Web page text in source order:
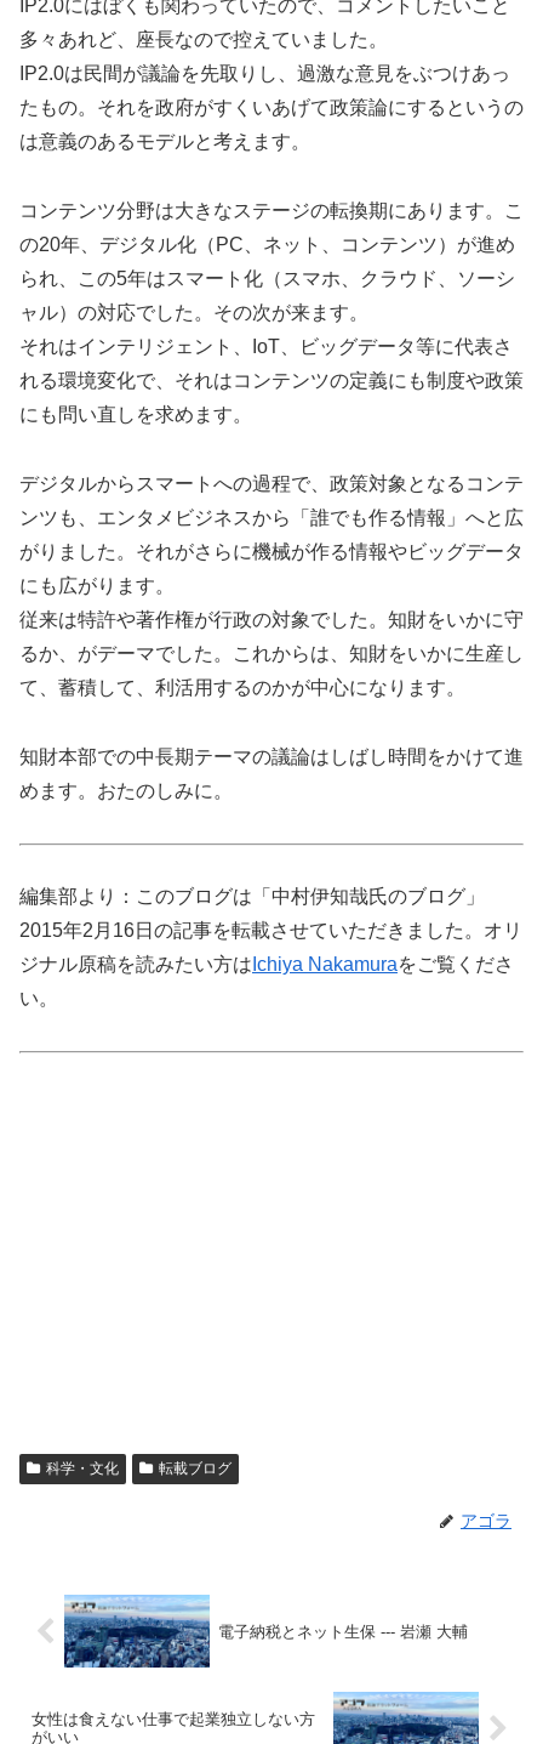
IP2.0にはぼくも関わっていたので、コメントしたいこと
多々あれど、座長なので控えていました。
IP2.0は民間が議論を先取りし、過激な意見をぶつけあっ
たもの。それを政府がすくいあげて政策論にするというの
は意義のあるモデルと考えます。
コンテンツ分野は大きなステージの転換期にあります。こ
の20年、デジタル化（PC、ネット、コンテンツ）が進め
られ、この5年はスマート化（スマホ、クラウド、ソーシ
ャル）の対応でした。その次が来ます。
それはインテリジェント、IoT、ビッグデータ等に代表さ
れる環境変化で、それはコンテンツの定義にも制度や政策
にも問い直しを求めます。
デジタルからスマートへの過程で、政策対象となるコンテ
ンツも、エンタメビジネスから「誰でも作る情報」へと広
がりました。それがさらに機械が作る情報やビッグデータ
にも広がります。
従来は特許や著作権が行政の対象でした。知財をいかに守
るか、がデーマでした。これからは、知財をいかに生産し
て、蓄積して、利活用するのかが中心になります。
知財本部での中長期テーマの議論はしばし時間をかけて進
めます。おたのしみに。
編集部より：このブログは「中村伊知哉氏のブログ」
2015年2月16日の記事を転載させていただきました。オリ
ジナル原稿を読みたい方は Ichiya Nakamuraをご覧くださ
い。
科学・文化 転載ブログ
アゴラ
電子納税とネット生保 --- 岩瀬 大輔
女性は食えない仕事で起業独立しない方
がいい